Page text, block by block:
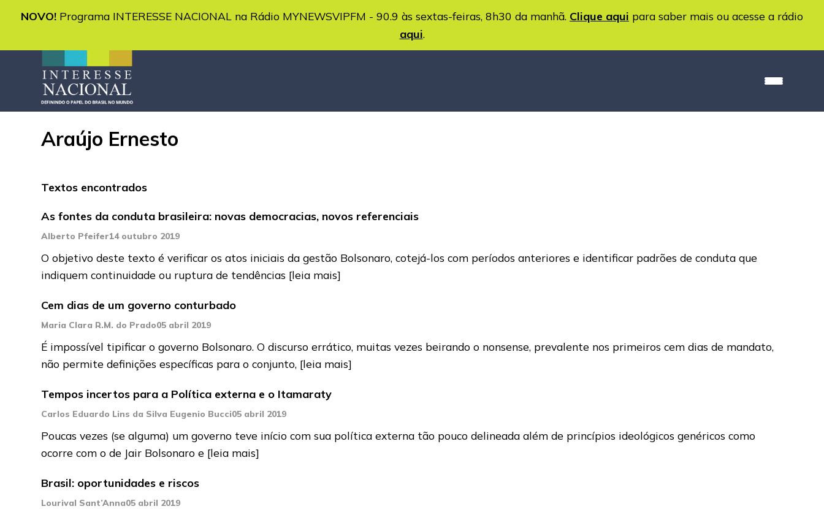
NOVO! Programa INTERESSE NACIONAL na Rádio MYNEWSVIPFM - 90.9 às sextas-feiras, 8h30 da manhã. Clique aqui para saber mais ou acesse a rádio
aqui.
Araújo Ernesto
Textos encontrados
As fontes da conduta brasileira: novas democracias, novos referenciais
Alberto Pfeifer14 outubro 2019
O objetivo deste texto é verificar os atos iniciais da gestão Bolsonaro, cotejá-los com períodos anteriores e identificar padrões de conduta que
indiquem continuidade ou ruptura de tendências [leia mais]
Cem dias de um governo conturbado
Maria Clara R.M. do Prado05 abril 2019
É impossível tipificar o governo Bolsonaro. O discurso errático, muitas vezes beirando o nonsense, prevalente nos primeiros cem dias de mandato,
não permite definições específicas para o conjunto, [leia mais]
Tempos incertos para a Política externa e o Itamaraty
Carlos Eduardo Lins da Silva Eugenio Bucci05 abril 2019
Poucas vezes (se alguma) um governo teve início com sua política externa tão pouco delineada além de princípios ideológicos genéricos como
ocorre com o de Jair Bolsonaro e [leia mais]
Brasil: oportunidades e riscos
Lourival Sant’Anna05 abril 2019